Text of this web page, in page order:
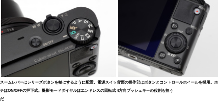
スームレバーはレリーズボタンを軸にするように配置。電源スイッ
チはON/OFFの押下式。撮影モードダイヤルはエンドレスの回転式
だ
背面の操作部はボタンとコントロールホイールを採用。
4方向プッシュキーの役割も担う